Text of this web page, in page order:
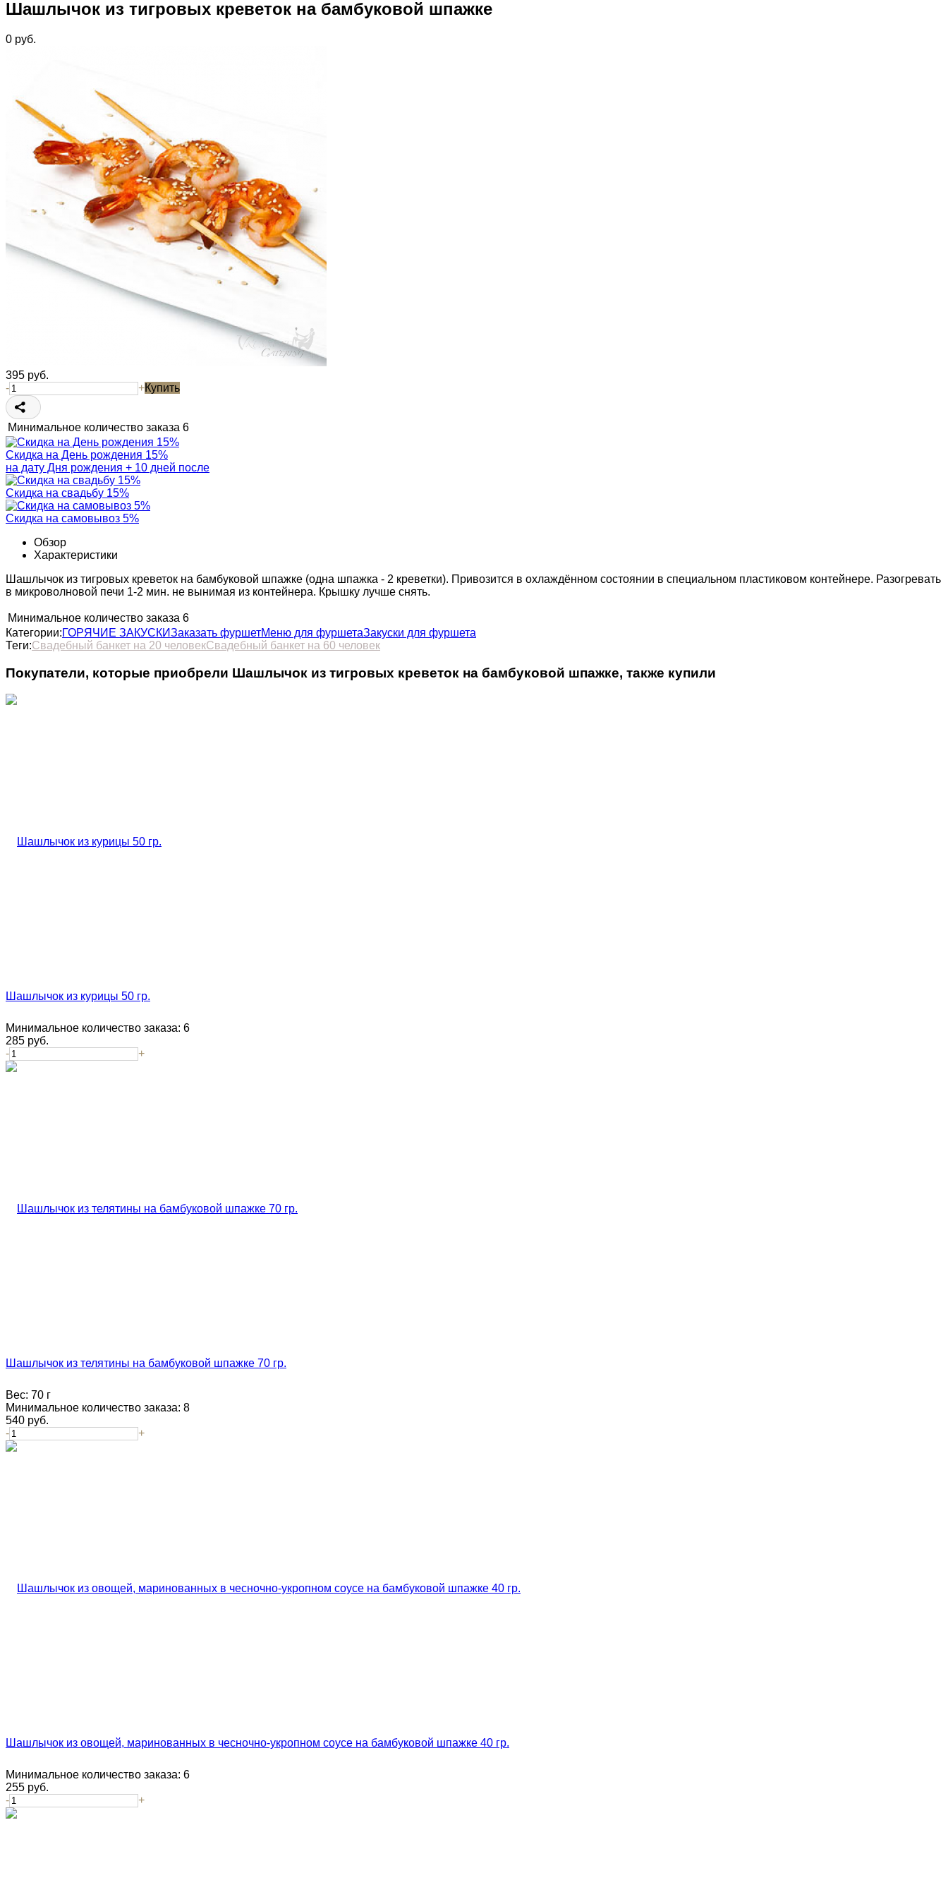
Шашлычок из тигровых креветок на бамбуковой шпажке
0 руб.
395 руб.
-
+Купить
Минимальное количество заказа 6
Скидка на День рождения 15%
на дату Дня рождения + 10 дней после
Скидка на свадьбу 15%
Скидка на самовывоз 5%
Обзор
Характеристики
Шашлычок из тигровых креветок на бамбуковой шпажке (одна шпажка - 2 креветки). Привозится в охлаждённом состоянии в специальном пластиковом контейнере. Разогревать
в микроволновой печи 1-2 мин. не вынимая из контейнера. Крышку лучше снять.
Минимальное количество заказа 6
Категории:ГОРЯЧИЕ ЗАКУСКИЗаказать фуршетМеню для фуршетаЗакуски для фуршета
Теги:Свадебный банкет на 20 человекСвадебный банкет на 60 человек
Покупатели, которые приобрели Шашлычок из тигровых креветок на бамбуковой шпажке, также купили
Шашлычок из курицы 50 гр.
Минимальное количество заказа: 6
285 руб.
-
+
Шашлычок из телятины на бамбуковой шпажке 70 гр.
Вес: 70 г
Минимальное количество заказа: 8
540 руб.
-
+
Шашлычок из овощей, маринованных в чесночно-укропном соусе на бамбуковой шпажке 40 гр.
Минимальное количество заказа: 6
255 руб.
-
+